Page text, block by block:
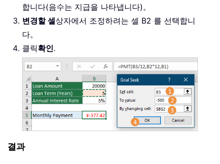
합니다(음수는 지급을 나타냅니다)。
변경할 셀상자에서 조정하려는 셀 B2 를 선택합니
다。
클릭확인.
결과